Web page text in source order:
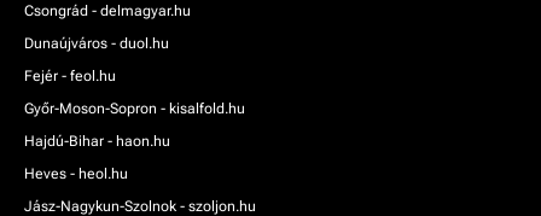
Csongrád - delmagyar.hu
Dunaújváros - duol.hu
Fejér - feol.hu
Győr-Moson-Sopron - kisalfold.hu
Hajdú-Bihar - haon.hu
Heves - heol.hu
Jász-Nagykun-Szolnok - szoljon.hu